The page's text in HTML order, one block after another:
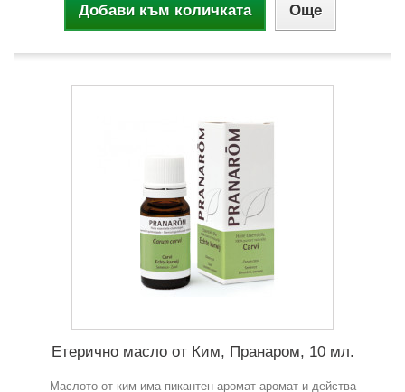
Добави към количката Още
Етерично масло от Ким, Пранаром, 10 мл.
Маслото от ким има пикантен аромат аромат и действа